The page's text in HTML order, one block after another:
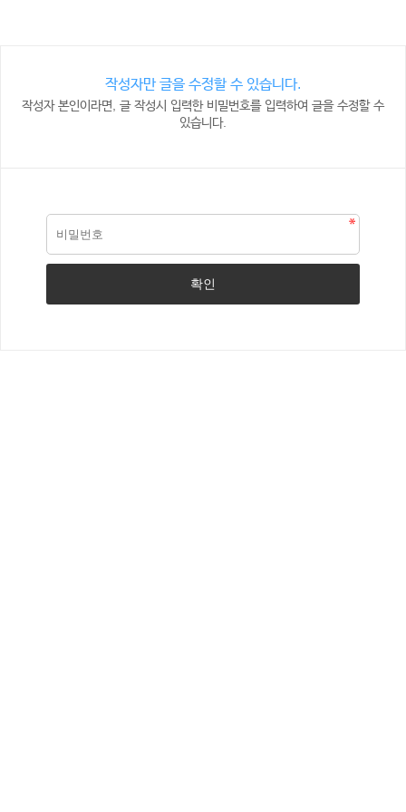
작성자만 글을 수정할 수 있습니다.
작성자 본인이라면, 글 작성시 입력한 비밀번호를 입력하여 글을 수정할 수
있습니다.